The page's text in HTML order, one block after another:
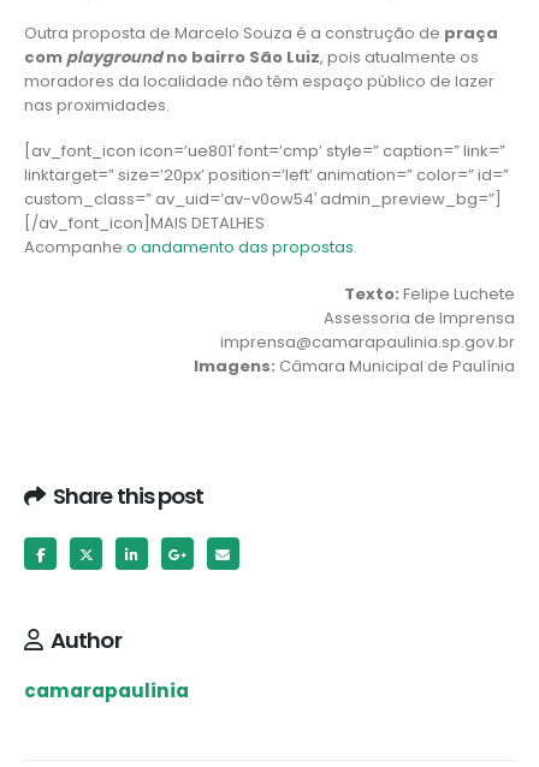
Outra proposta de Marcelo Souza é a construção de praça
com playgroundno bairro São Luiz, pois atualmente os
moradores da localidade não têm espaço público de lazer
nas proximidades.
[av_font_icon icon=’ue801′ font=’cmp’ style=” caption=” link=”
linktarget=” size=’20px’ position=’left’ animation=” color=” id=”
custom_class=” av_uid=’av-v0ow54′ admin_preview_bg=”]
[/av_font_icon]MAIS DETALHES
Acompanhe o andamento das propostas.
Texto: Felipe Luchete
Assessoria de Imprensa
imprensa@camarapaulinia.sp.gov.br
Imagens: Câmara Municipal de Paulínia
Share this post
Author
camarapaulinia